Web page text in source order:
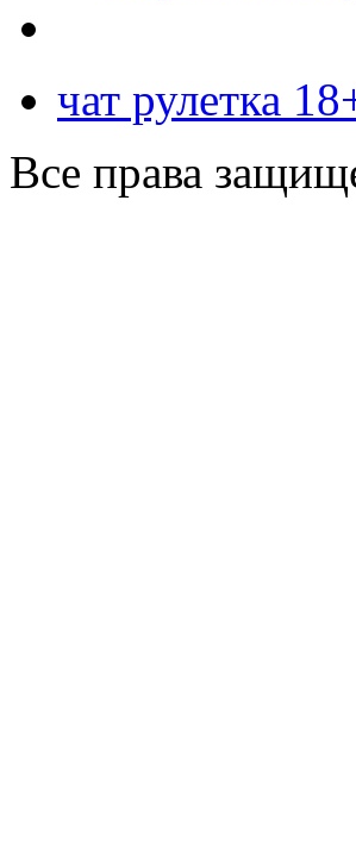
чат рулетка
Все права